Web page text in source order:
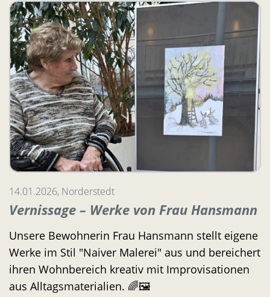
14.01.2026, Norderstedt
Vernissage – Werke von Frau Hansmann
Unsere Bewohnerin Frau Hansmann stellt eigene
Werke im Stil "Naiver Malerei" aus und bereichert
ihren Wohnbereich kreativ mit Improvisationen
aus Alltagsmaterialien. 🌈🖼️